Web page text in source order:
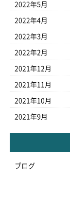
2022年5月
2022年4月
2022年3月
2022年2月
2021年12月
2021年11月
2021年10月
2021年9月
ブログ